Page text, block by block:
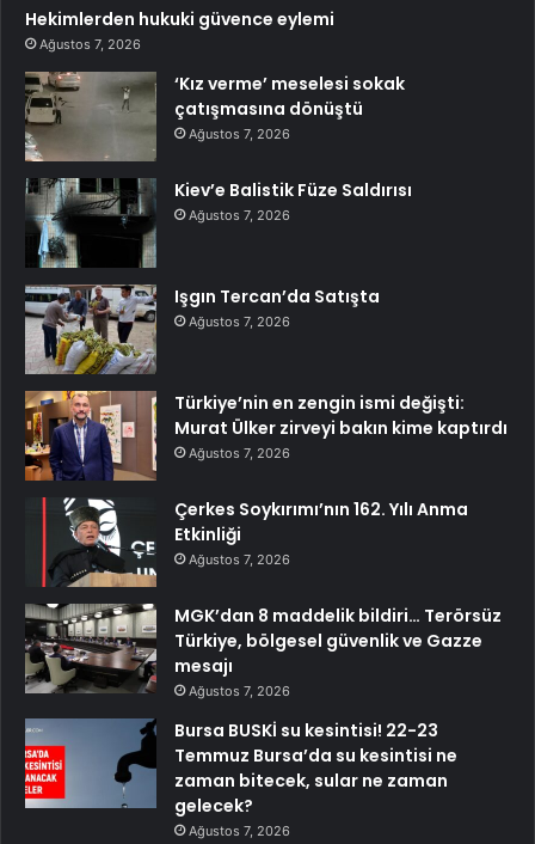
Hekimlerden hukuki güvence eylemi
Ağustos 7, 2026
‘Kız verme’ meselesi sokak
çatışmasına dönüştü
Ağustos 7, 2026
Kiev’e Balistik Füze Saldırısı
Ağustos 7, 2026
Işgın Tercan’da Satışta
Ağustos 7, 2026
Türkiye’nin en zengin ismi değişti:
Murat Ülker zirveyi bakın kime kaptırdı
Ağustos 7, 2026
Çerkes Soykırımı’nın 162. Yılı Anma
Etkinliği
Ağustos 7, 2026
MGK’dan 8 maddelik bildiri… Terörsüz
Türkiye, bölgesel güvenlik ve Gazze
mesajı
Ağustos 7, 2026
Bursa BUSKİ su kesintisi! 22-23
Temmuz Bursa’da su kesintisi ne
zaman bitecek, sular ne zaman
gelecek?
Ağustos 7, 2026